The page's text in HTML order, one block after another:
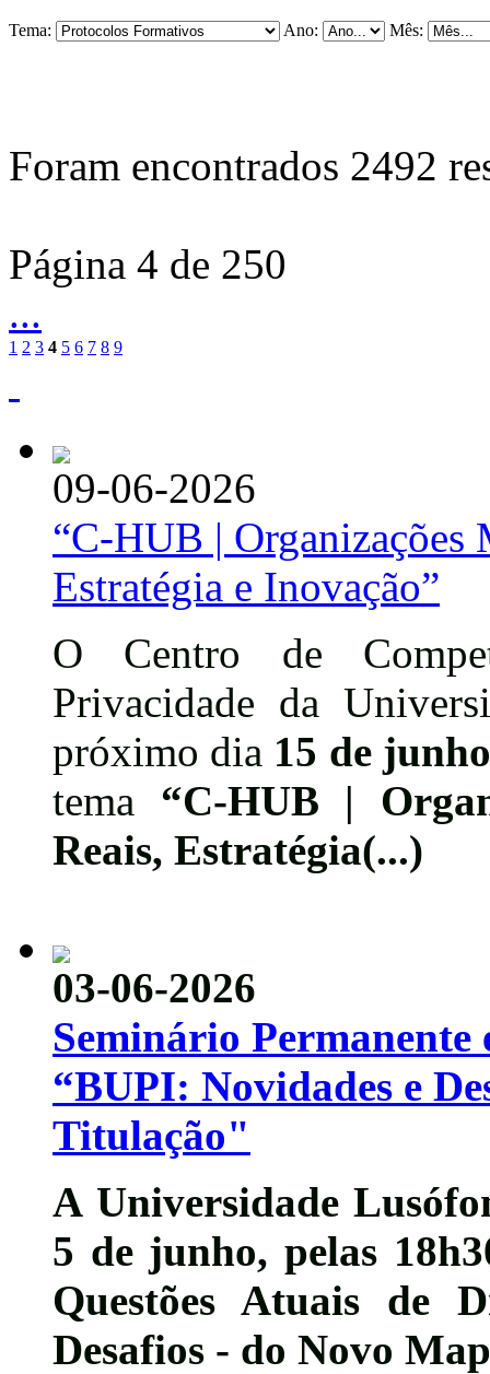
Tema: Ano: Mês:
Foram encontrados 2492
Página 4 de 250
...
1 2 3 4 5 6 7 8 9
09-06-2026
“C-HUB | Organizações
Estratégia e Inovação”
O Centro de
Privacidade da
próximo dia 15 de junho
tema “C-HUB |
Reais, Estratégia(...)
03-06-2026
Seminário Permanente
“BUPI: Novidades e
Titulação"
A Universidade
5 de junho, pelas
Questões Atuais de
Desafios - do Novo